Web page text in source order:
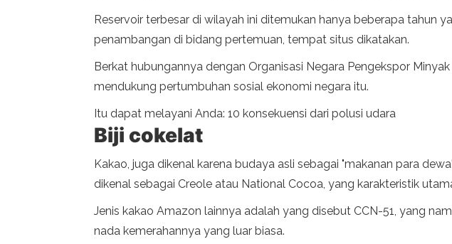
Reservoir terbesar di wilayah ini ditemukan hanya beberapa tahun
penambangan di bidang pertemuan, tempat situs dikatakan.
Berkat hubungannya dengan Organisasi Negara Pengekspor
mendukung pertumbuhan sosial ekonomi negara itu.
Itu dapat melayani Anda: 10 konsekuensi dari polusi udara
Biji cokelat
Kakao, juga dikenal karena budaya asli sebagai "makanan para
dikenal sebagai Creole atau National Cocoa, yang karakteristik
Jenis kakao Amazon lainnya adalah yang disebut CCN-51, yang
nada kemerahannya yang luar biasa.